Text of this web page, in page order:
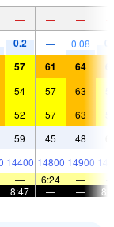
— — —
0.2 — 0.08
57 61 64
54 57 63
52 57 63
59 45 48
14400 14800 14900
— 6:24 —
8:47 — —